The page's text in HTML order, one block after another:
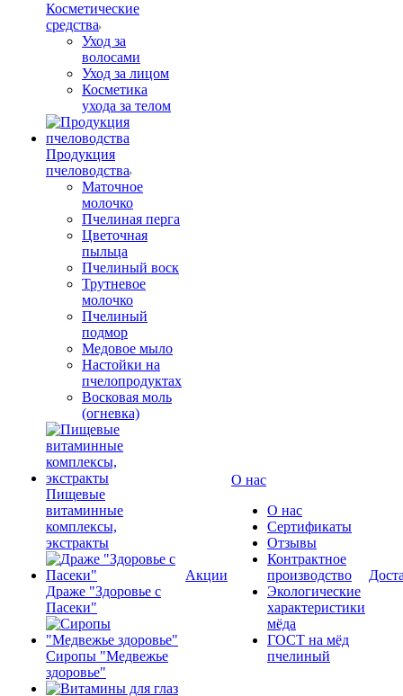
Косметические
средства
Уход за
волосами
Уход за лицом
Косметика
ухода за телом
Продукция
пчеловодства
Маточное
молочко
Пчелиная перга
Цветочная
пыльца
Пчелиный воск
Трутневое
молочко
Пчелиный
подмор
Медовое мыло
Настойки на
пчелопродуктах
Восковая моль
(огневка)
Пищевые
витаминные
комплексы,
экстракты
Драже "Здоровье с
Пасеки"
Сиропы "Медвежье
здоровье"
Акции
О нас
О нас
Сертификаты
Отзывы
Контрактное
производство
Экологические
характеристики
мёда
ГОСТ на мёд
пчелиный